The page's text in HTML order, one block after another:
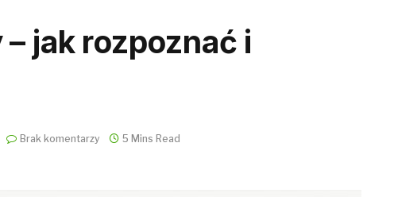
jak rozpoznać i
Brak komentarzy 5 Mins Read